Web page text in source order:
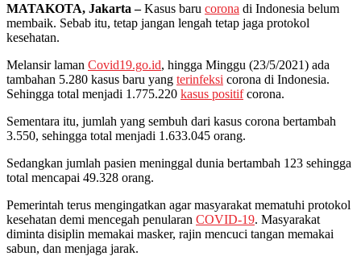
MATAKOTA, Jakarta –Kasus baru corona di Indonesia belum
membaik. Sebab itu, tetap jangan lengah tetap jaga protokol
kesehatan.
Melansir laman Covid19.go.id, hingga Minggu (23/5/2021) ada
tambahan 5.280 kasus baru yang terinfeksi corona di Indonesia.
Sehingga total menjadi 1.775.220 kasus positifcorona.
Sementara itu, jumlah yang sembuh dari kasus corona bertambah
3.550, sehingga total menjadi 1.633.045 orang.
Sedangkan jumlah pasien meninggal dunia bertambah 123 sehingga
total mencapai 49.328 orang.
Pemerintah terus mengingatkan agar masyarakat mematuhi protokol
kesehatan demi mencegah penularan COVID-19. Masyarakat
diminta disiplin memakai masker, rajin mencuci tangan memakai
sabun, dan menjaga jarak.